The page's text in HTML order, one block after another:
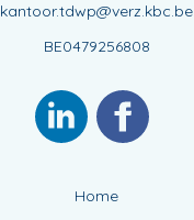
kantoor.tdwp@verz.kbc.be
BE0479256808
Home